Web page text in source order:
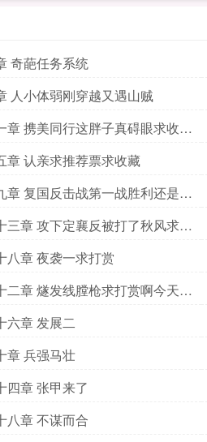
奇葩任务系统
人小体弱刚穿越又遇山贼
章 携美同行这胖子真碍眼求收藏
票
章 认亲求推荐票求收藏
章 复国反击战第一战胜利还是属
滴求收藏求推荐票
三章 攻下定襄反被打了秋风求打
荐票求收藏
八章 夜袭一求打赏
二章 燧发线膛枪求打赏啊今天第
六章 发展二
章 兵强马壮
四章 张甲来了
八章 不谋而合